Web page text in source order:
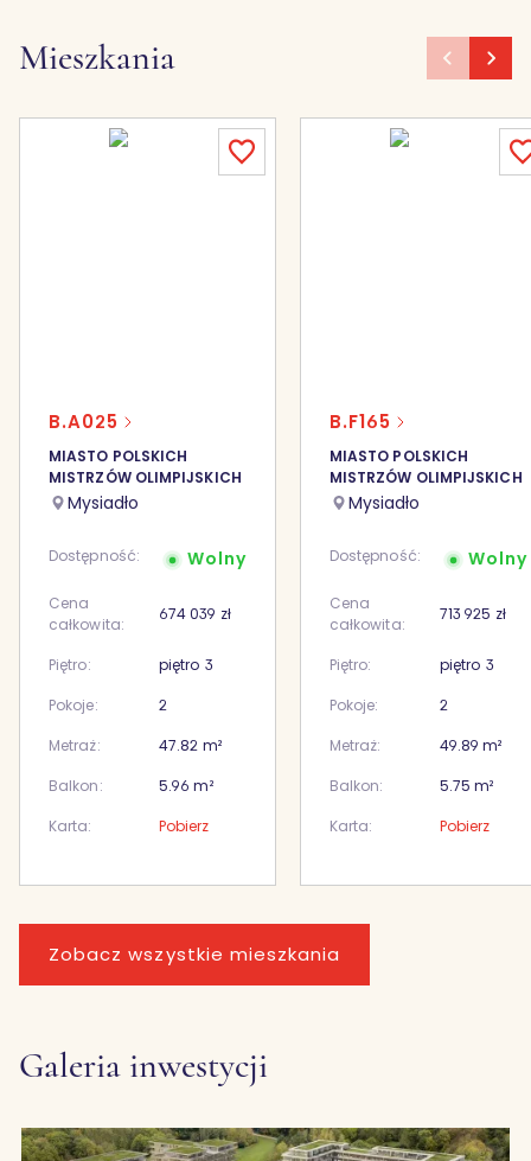
Mieszkania
B.A025
Dostępność: Wolny
Cena
całkowita:
674 039 zł
Piętro: piętro 3
Pokoje:
2
Metraż:
47.82 m²
Balkon:
5.96 m²
Karta:
Pobierz
MIASTO POLSKICH
MISTRZÓW OLIMPIJSKICH
Mysiadło
B.F165
Dostępność: Wolny
Cena
całkowita:
713 925 zł
Piętro: piętro 3
Pokoje:
2
Metraż:
49.89 m²
Balkon:
5.75 m²
Karta:
Pobierz
MIASTO POLSKICH
MISTRZÓW OLIMPIJSKICH
Mysiadło
Zobacz wszystkie mieszkania
Galeria inwestycji